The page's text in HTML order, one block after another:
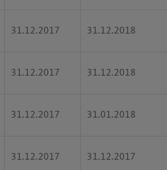
31.12.2017 31.12.2018
31.12.2017 31.12.2018
31.12.2017 31.01.2018
31.12.2017 31.12.2017